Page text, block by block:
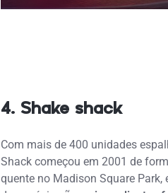
4. Shake shack
Com mais de 400 unidades
Shack começou em 2001 de
quente no Madison Square